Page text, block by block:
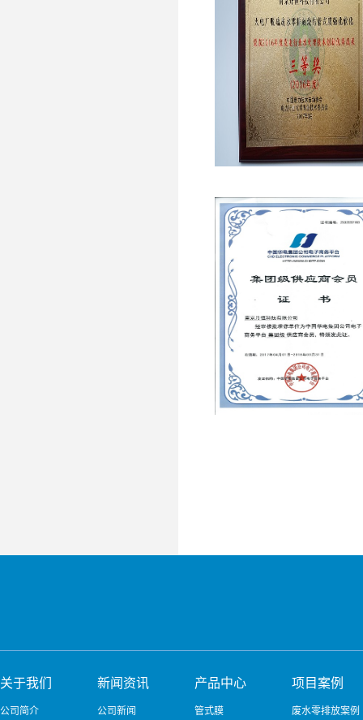
关于我们
公司简介
新闻资讯
公司新闻
产品中心
管式膜
项目案例
废水零排放案例